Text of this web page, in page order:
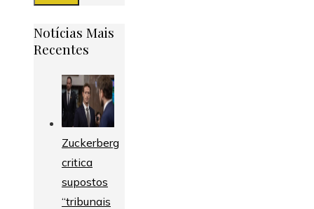
Notícias Mais
Recentes
Zuckerberg
critica
supostos
“tribunais